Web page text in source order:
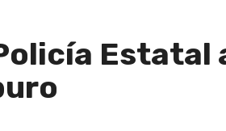
Estatal